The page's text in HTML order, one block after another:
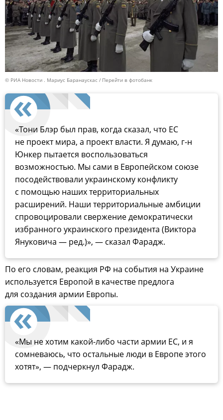
© РИА Новости . Мариус Баранаускас Перейти в фотобанк
«Тони Блэр был прав, когда сказал, что ЕС
не проект мира, а проект власти. Я думаю, г-н
Юнкер пытается воспользоваться
возможностью. Мы сами в Европейском союзе
посодействовали украинскому конфликту
с помощью наших территориальных
расширений. Наши территориальные амбиции
спровоцировали свержение демократически
избранного украинского президента (Виктора
Януковича — ред.)», — сказал Фарадж.
По его словам, реакция РФ на события на Украине
используется Европой в качестве предлога
для создания армии Европы.
«Мы не хотим какой-либо части армии ЕС, и я
сомневаюсь, что остальные люди в Европе этого
хотят», — подчеркнул Фарадж.